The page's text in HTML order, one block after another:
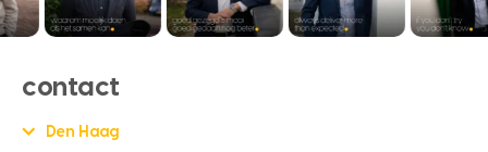
contact
Den Haag